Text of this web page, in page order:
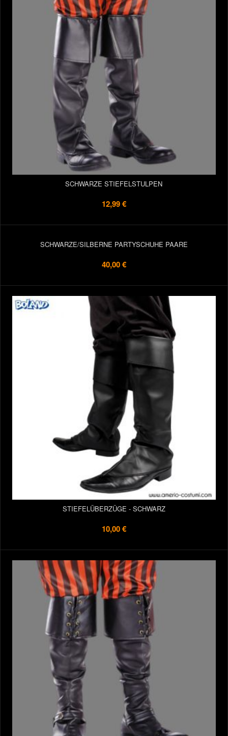
SCHWARZE STIEFELSTULPEN
12,99 €
SCHWARZE/SILBERNE PARTYSCHUHE PAARE
40,00 €
STIEFELÜBERZÜGE - SCHWARZ
10,00 €